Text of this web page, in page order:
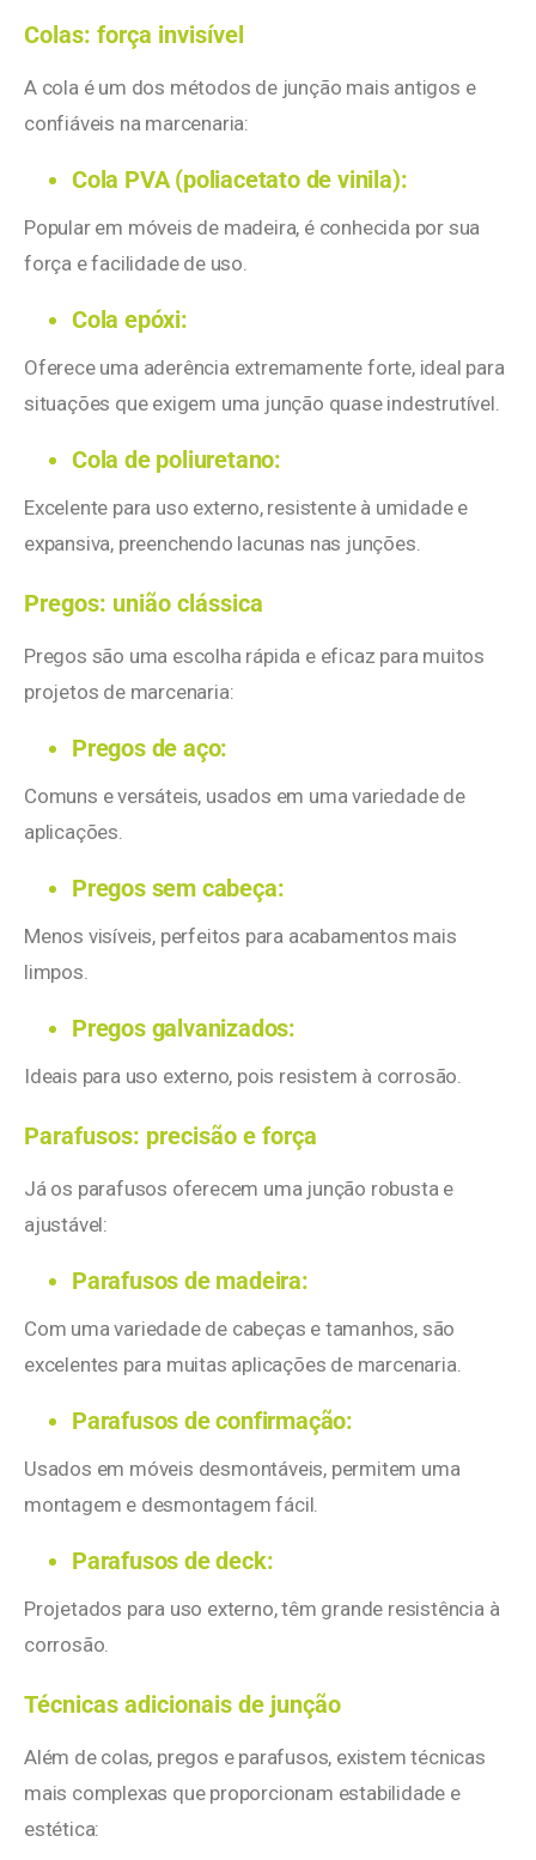
Colas: força invisível
A cola é um dos métodos de junção mais antigos e
confiáveis na marcenaria:
Cola PVA (poliacetato de vinila):
Popular em móveis de madeira, é conhecida por sua
força e facilidade de uso.
Cola epóxi:
Oferece uma aderência extremamente forte, ideal para
situações que exigem uma junção quase indestrutível.
Cola de poliuretano:
Excelente para uso externo, resistente à umidade e
expansiva, preenchendo lacunas nas junções.
Pregos: união clássica
Pregos são uma escolha rápida e eficaz para muitos
projetos de marcenaria:
Pregos de aço:
Comuns e versáteis, usados em uma variedade de
aplicações.
Pregos sem cabeça:
Menos visíveis, perfeitos para acabamentos mais
limpos.
Pregos galvanizados:
Ideais para uso externo, pois resistem à corrosão.
Parafusos: precisão e força
Já os parafusos oferecem uma junção robusta e
ajustável:
Parafusos de madeira:
Com uma variedade de cabeças e tamanhos, são
excelentes para muitas aplicações de marcenaria.
Parafusos de confirmação:
Usados em móveis desmontáveis, permitem uma
montagem e desmontagem fácil.
Parafusos de deck:
Projetados para uso externo, têm grande resistência à
corrosão.
Técnicas adicionais de junção
Além de colas, pregos e parafusos, existem técnicas
mais complexas que proporcionam estabilidade e
estética: